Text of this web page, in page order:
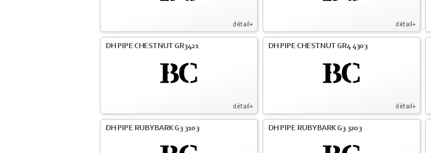
détail+ détail+
détail+
DH PIPE CHESTNUT GR3421
détail+
DH PIPE CHESTNUT GR4 4303
DH PIPE RUBYBARK G3 3103 DH PIPE RUBYBARK G3 3203